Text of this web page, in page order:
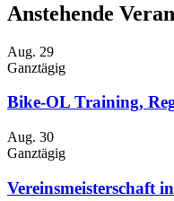
Anstehende
Aug. 29
Ganztägig
Bike-OL Training,
Aug. 30
Ganztägig
Vereinsmeisterschaft